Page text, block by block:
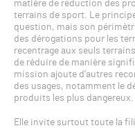
matière de réduction des
terrains de sport. Le
question, mais son
des dérogations pour les
recentrage aux seuls
de réduire de manière
mission ajoute d’autres
des usages, notamment le
produits les plus dangereux.
Elle invite surtout toute la